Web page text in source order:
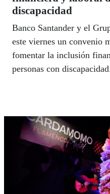
discapacidad
Banco Santander y el
este viernes un convenio
fomentar la inclusión
personas con